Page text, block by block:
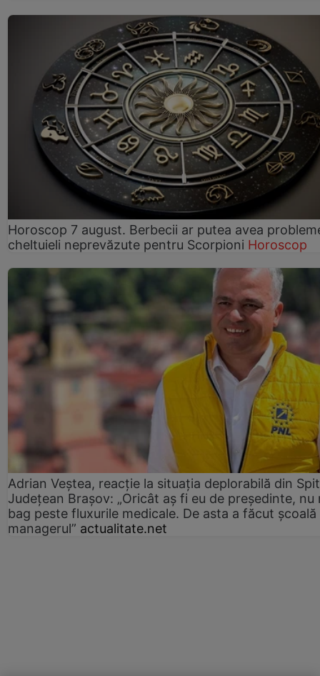
Horoscop 7 august. Berbecii ar putea avea
cheltuieli neprevăzute pentru Scorpioni Horoscop
Adrian Veștea, reacție la situația deplorabilă din
Județean Brașov: „Oricât aș fi eu de președinte, nu
bag peste fluxurile medicale. De asta a făcut școală
managerul” actualitate.net